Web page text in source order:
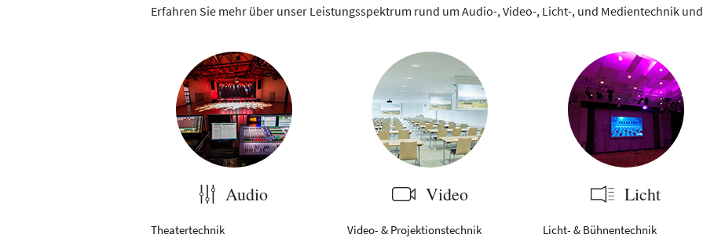
Erfahren Sie mehr über unser Leistungsspektrum rund um Audio-, Video-, Licht-, und Medientechnik und
Audio
Theatertechnik
Video
Video- & Projektionstechnik
Licht
Licht- & Bühnentechnik